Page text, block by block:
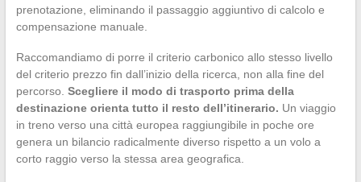
prenotazione, eliminando il passaggio aggiuntivo di calcolo e
compensazione manuale.
Raccomandiamo di porre il criterio carbonico allo stesso livello
del criterio prezzo fin dall’inizio della ricerca, non alla fine del
percorso. Scegliere il modo di trasporto prima della
destinazione orienta tutto il resto dell’itinerario. Un viaggio
in treno verso una città europea raggiungibile in poche ore
genera un bilancio radicalmente diverso rispetto a un volo a
corto raggio verso la stessa area geografica.